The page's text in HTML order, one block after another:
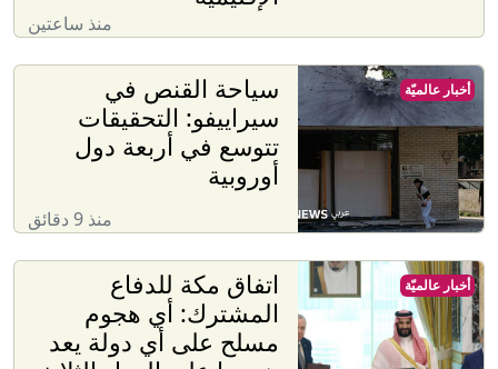
منذ ساعتين
سياحة القنص في
سيراييفو: التحقيقات
تتوسع في أربعة دول
أوروبية
منذ 9 دقائق
أخبار عالميّة
‏اتفاق مكة للدفاع
المشترك: أي هجوم
مسلح على أي دولة يعد
أخبار عالميّة